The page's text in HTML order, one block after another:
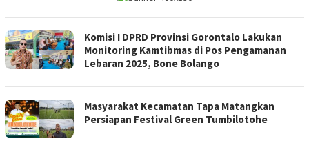
Komisi I DPRD Provinsi Gorontalo Lakukan
Monitoring Kamtibmas di Pos Pengamanan
Lebaran 2025, Bone Bolango
Masyarakat Kecamatan Tapa Matangkan
Persiapan Festival Green Tumbilotohe